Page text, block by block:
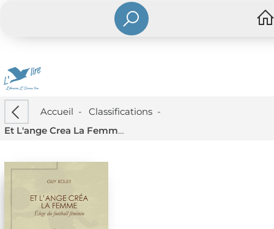
Accueil - Classifications-
Et L'ange Crea La Femme, Eloge Du Football Feminin ; Quand Richard Iii Gardait Les Cages